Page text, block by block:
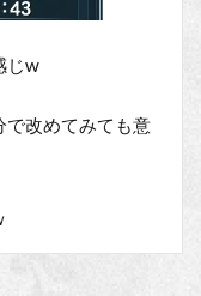
じw
で改めてみても意